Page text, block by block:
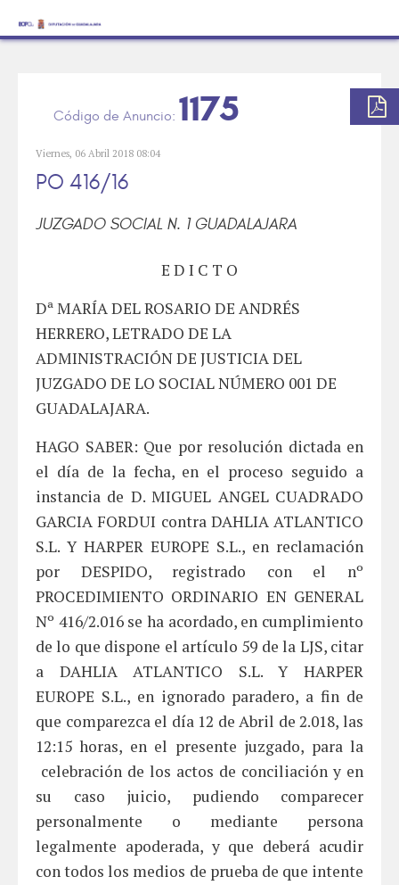
Viernes, 06 Abril 2018 08:04
PO 416/16
JUZGADO SOCIAL N. 1 GUADALAJARA
1175
E D I C T O
Dª MARÍA DEL ROSARIO DE ANDRÉS
HERRERO, LETRADO DE LA
ADMINISTRACIÓN DE JUSTICIA DEL
JUZGADO DE LO SOCIAL NÚMERO 001 DE
GUADALAJARA.
HAGO SABER: Que por resolución dictada en
el día de la fecha, en el proceso seguido a
instancia de D. MIGUEL ANGEL CUADRADO
GARCIA FORDUI contra DAHLIA ATLANTICO
S.L. Y HARPER EUROPE S.L., en reclamación
por DESPIDO, registrado con el nº
PROCEDIMIENTO ORDINARIO EN GENERAL
Nº 416/2.016 se ha acordado, en cumplimiento
de lo que dispone el artículo 59 de la LJS, citar
a DAHLIA ATLANTICO S.L. Y HARPER
EUROPE S.L., en ignorado paradero, a fin de
que comparezca el día 12 de Abril de 2.018, las
12:15 horas, en el presente juzgado, para la
celebración de los actos de conciliación y en
su caso juicio, pudiendo comparecer
personalmente o mediante persona
legalmente apoderada, y que deberá acudir
con todos los medios de prueba de que intente